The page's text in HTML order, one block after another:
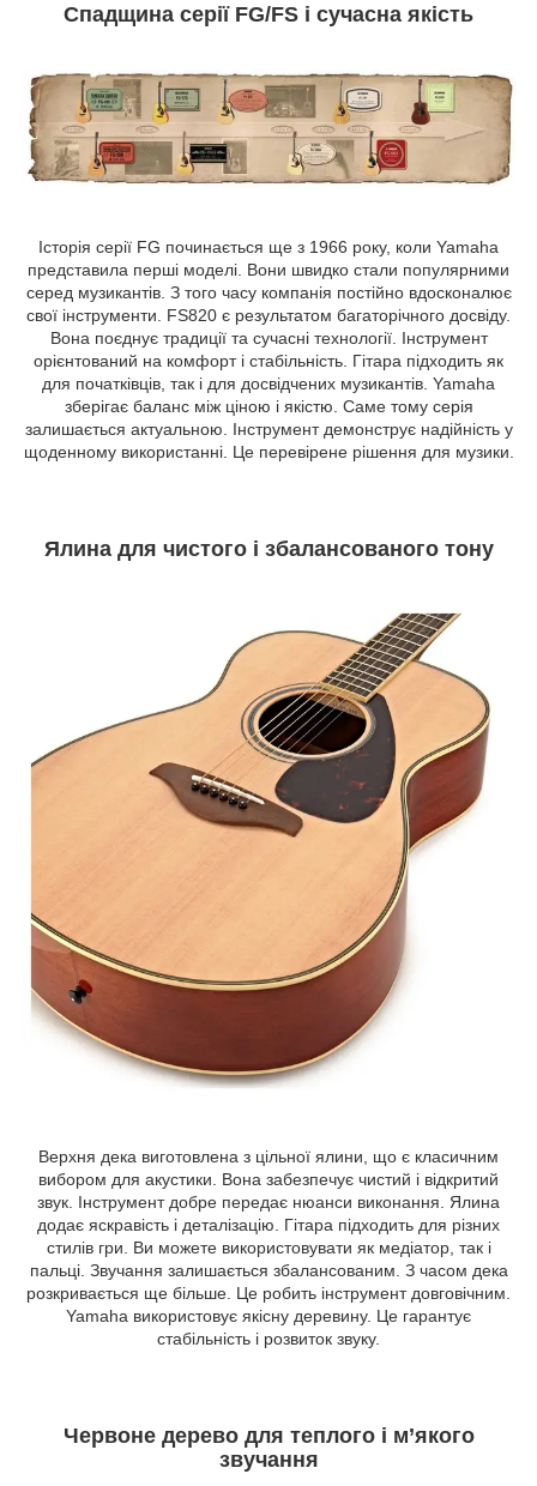
Спадщина серії FG/FS і сучасна якість
Історія серії FG починається ще з 1966 року, коли Yamaha
представила перші моделі. Вони швидко стали популярними
серед музикантів. З того часу компанія постійно вдосконалює
свої інструменти. FS820 є результатом багаторічного досвіду.
Вона поєднує традиції та сучасні технології. Інструмент
орієнтований на комфорт і стабільність. Гітара підходить як
для початківців, так і для досвідчених музикантів. Yamaha
зберігає баланс між ціною і якістю. Саме тому серія
залишається актуальною. Інструмент демонструє надійність у
щоденному використанні. Це перевірене рішення для музики.
Ялина для чистого і збалансованого тону
Верхня дека виготовлена з цільної ялини, що є класичним
вибором для акустики. Вона забезпечує чистий і відкритий
звук. Інструмент добре передає нюанси виконання. Ялина
додає яскравість і деталізацію. Гітара підходить для різних
стилів гри. Ви можете використовувати як медіатор, так і
пальці. Звучання залишається збалансованим. З часом дека
розкривається ще більше. Це робить інструмент довговічним.
Yamaha використовує якісну деревину. Це гарантує
стабільність і розвиток звуку.
Червоне дерево для теплого і м’якого
звучання